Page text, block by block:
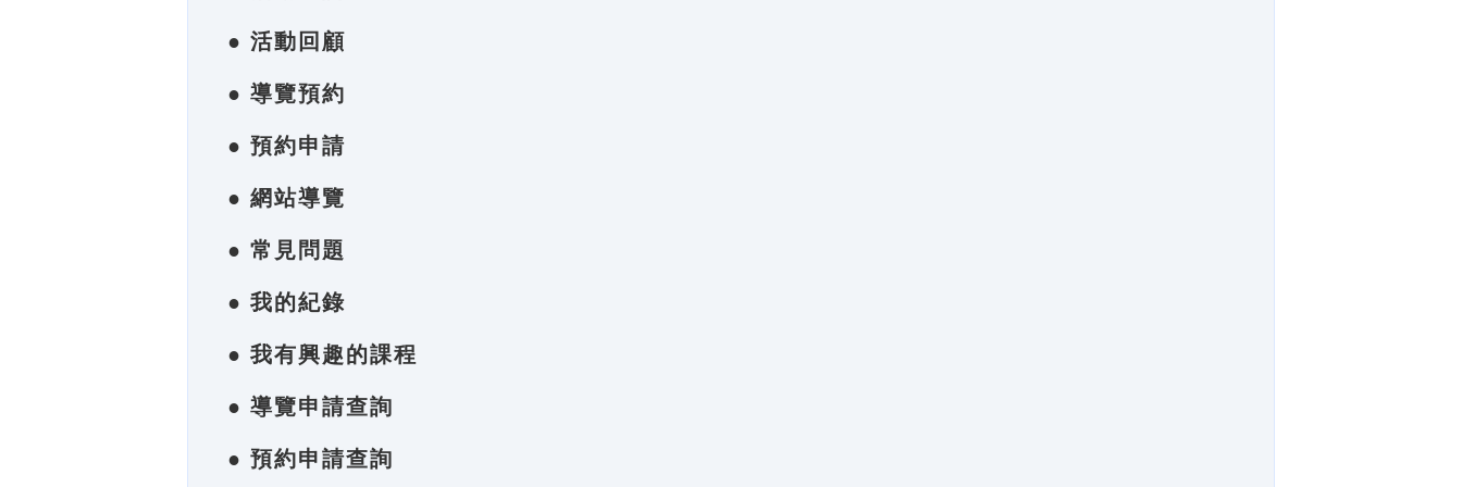
● 活動回顧
● 導覽預約
● 預約申請
● 網站導覽
● 常見問題
● 我的紀錄
● 我有興趣的課程
● 導覽申請查詢
● 預約申請查詢